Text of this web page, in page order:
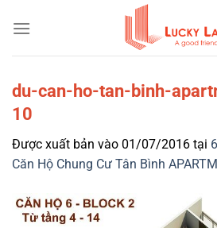
qua
du-can-ho-tan-binh-
10
Được xuất bản vào 01/07/2016 tại
Căn Hộ Chung Cư Tân Bình